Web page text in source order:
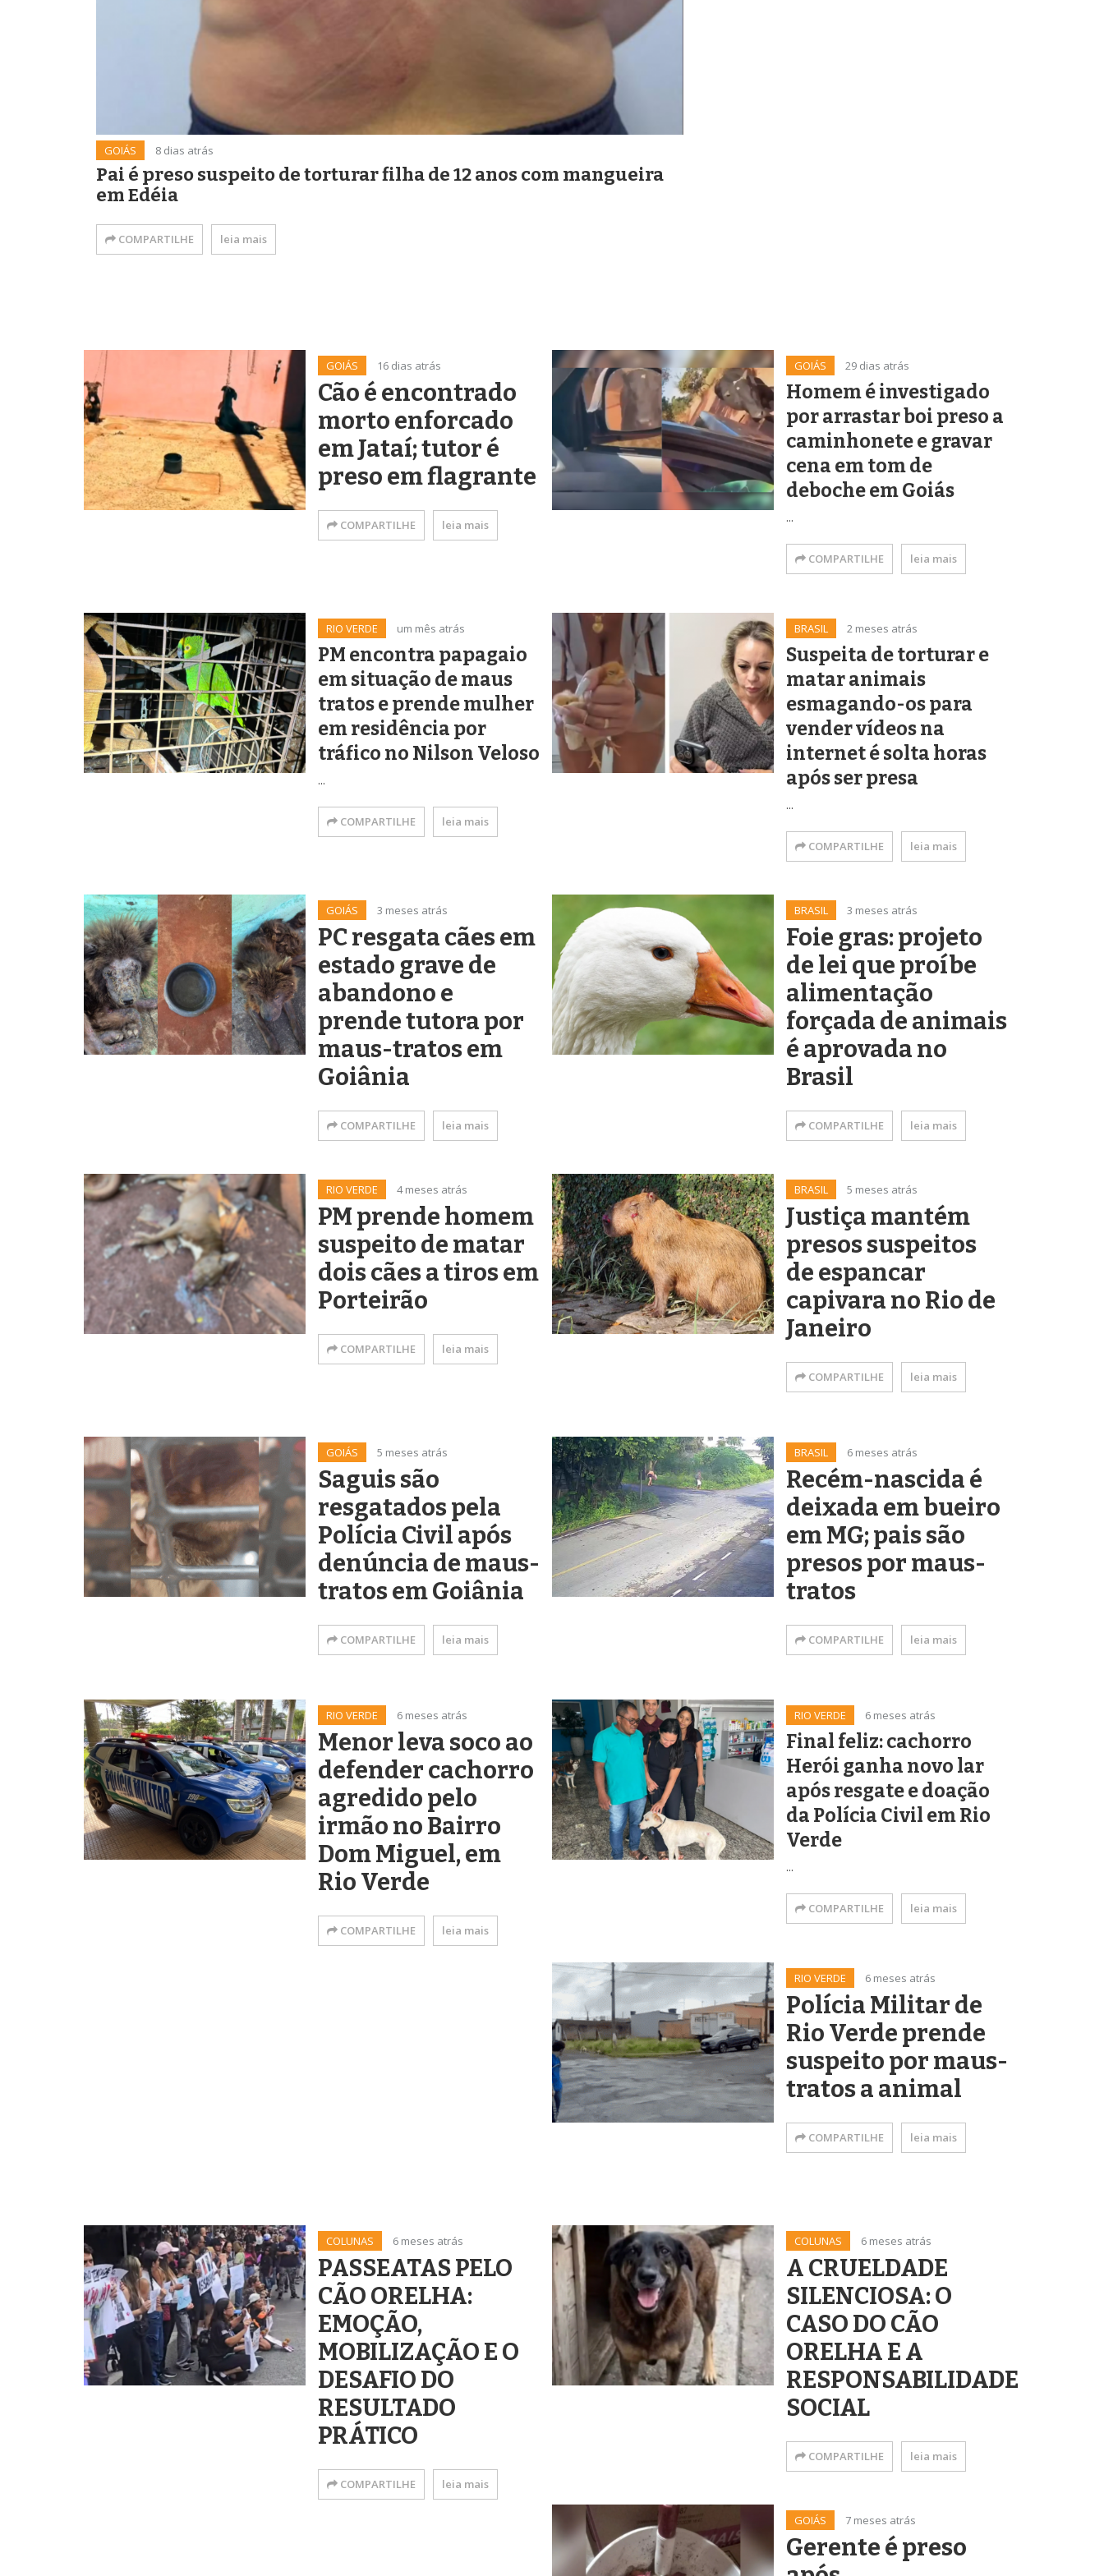
GOIÁS 8 dias atrás
Pai é preso suspeito de torturar filha de 12 anos com mangueira
em Edéia
COMPARTILHE leia mais
GOIÁS 16 dias atrás
Cão é encontrado
morto enforcado
em Jataí; tutor é
preso em flagrante
COMPARTILHE leia mais
GOIÁS 29 dias atrás
Homem é investigado
por arrastar boi preso a
caminhonete e gravar
cena em tom de
deboche em Goiás
...
COMPARTILHE leia mais
RIO VERDE um mês atrás
PM encontra papagaio
em situação de maus
tratos e prende mulher
em residência por
tráfico no Nilson Veloso
...
COMPARTILHE leia mais
BRASIL 2 meses atrás
Suspeita de torturar e
matar animais
esmagando-os para
vender vídeos na
internet é solta horas
após ser presa
...
COMPARTILHE leia mais
GOIÁS 3 meses atrás
PC resgata cães em
estado grave de
abandono e
prende tutora por
maus-tratos em
Goiânia
COMPARTILHE leia mais
BRASIL 3 meses atrás
Foie gras: projeto
de lei que proíbe
alimentação
forçada de animais
é aprovada no
Brasil
COMPARTILHE leia mais
RIO VERDE 4 meses atrás
PM prende homem
suspeito de matar
dois cães a tiros em
Porteirão
COMPARTILHE leia mais
BRASIL 5 meses atrás
Justiça mantém
presos suspeitos
de espancar
capivara no Rio de
Janeiro
COMPARTILHE leia mais
GOIÁS 5 meses atrás
Saguis são
resgatados pela
Polícia Civil após
denúncia de maus-
tratos em Goiânia
COMPARTILHE leia mais
BRASIL 6 meses atrás
Recém-nascida é
deixada em bueiro
em MG; pais são
presos por maus-
tratos
COMPARTILHE leia mais
RIO VERDE 6 meses atrás
Menor leva soco ao
defender cachorro
agredido pelo
irmão no Bairro
Dom Miguel, em
Rio Verde
COMPARTILHE leia mais
RIO VERDE 6 meses atrás
Final feliz: cachorro
Herói ganha novo lar
após resgate e doação
da Polícia Civil em Rio
Verde
...
COMPARTILHE leia mais
RIO VERDE 6 meses atrás
Polícia Militar de
Rio Verde prende
suspeito por maus-
tratos a animal
COMPARTILHE leia mais
COLUNAS 6 meses atrás
PASSEATAS PELO
CÃO ORELHA:
EMOÇÃO,
MOBILIZAÇÃO E O
DESAFIO DO
RESULTADO
PRÁTICO
COMPARTILHE leia mais
COLUNAS 6 meses atrás
A CRUELDADE
SILENCIOSA: O
CASO DO CÃO
ORELHA E A
RESPONSABILIDADE
SOCIAL
COMPARTILHE leia mais
GOIÁS 7 meses atrás
Gerente é preso